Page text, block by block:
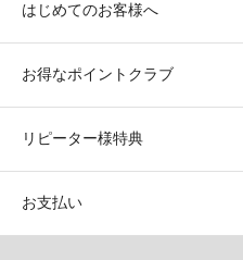
はじめてのお客様へ
お得なポイントクラブ
リピーター様特典
お支払い